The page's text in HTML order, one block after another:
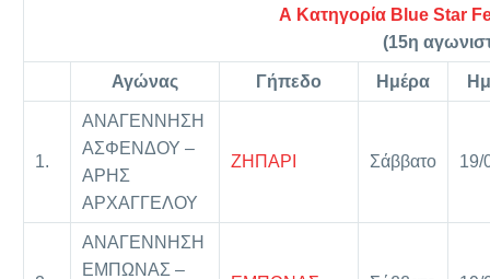
Α Κατηγορία Blue Star
(15η
Αγώνας Γήπεδο Ημέρα
1.
ΑΝΑΓΕΝΝΗΣΗ
ΑΣΦΕΝΔΟΥ –
ΑΡΗΣ
ΑΡΧΑΓΓΕΛΟΥ
ΖΗΠΑΡΙ Σάββατο 19/
ΑΝΑΓΕΝΝΗΣΗ
ΕΜΠΩΝΑΣ –